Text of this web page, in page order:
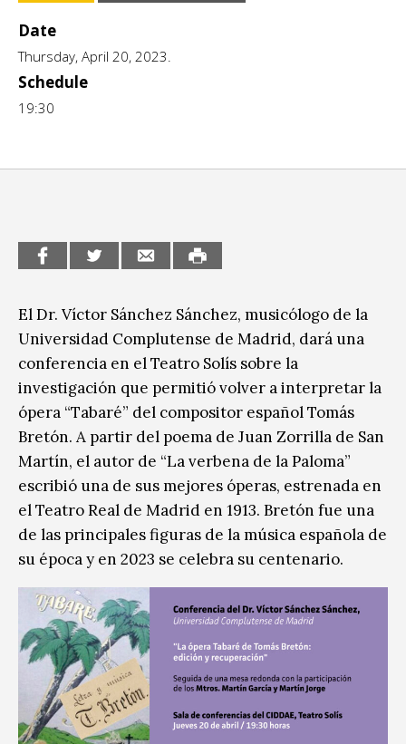
CCE en el interior/libros
Espacio itinerante de lectura infantil
Exposiciones
Formación
Medio Ambiente
Música
Sin categoría
Date
Thursday, April 20, 2023.
Schedule
19:30
El Dr. Víctor Sánchez Sánchez, musicólogo de la
Universidad Complutense de Madrid, dará una
conferencia en el Teatro Solís sobre la
investigación que permitió volver a interpretar la
ópera “Tabaré” del compositor español Tomás
Bretón. A partir del poema de Juan Zorrilla de San
Martín, el autor de “La verbena de la Paloma”
escribió una de sus mejores óperas, estrenada en
el Teatro Real de Madrid en 1913. Bretón fue una
de las principales figuras de la música española de
su época y en 2023 se celebra su centenario.